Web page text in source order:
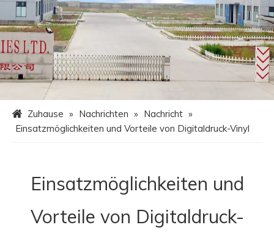
Zuhause » Nachrichten » Nachricht »
Einsatzmöglichkeiten und Vorteile von Digitaldruck-Vinyl
Einsatzmöglichkeiten und
Vorteile von Digitaldruck-